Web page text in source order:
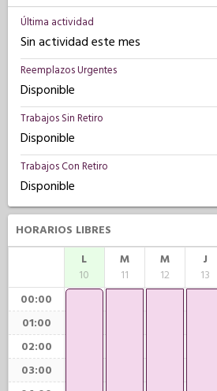
Última actividad
Sin actividad este mes
Reemplazos Urgentes
Disponible
Trabajos Sin Retiro
Disponible
Trabajos Con Retiro
Disponible
HORARIOS LIBRES
L
10
M
11
M
12
J
13
00:00
01:00
02:00
03:00